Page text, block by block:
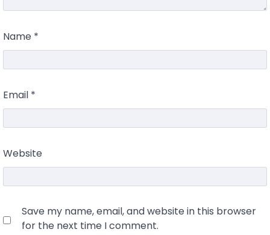
Name *
Email *
Website
Save my name, email, and website in this browser
for the next time I comment.